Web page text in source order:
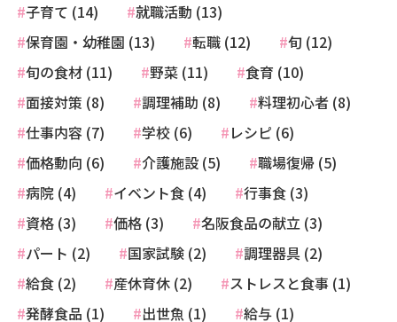
子育て (14)
就職活動 (13)
保育園・幼稚園 (13)
転職 (12)
旬 (12)
旬の食材 (11)
野菜 (11)
食育 (10)
面接対策 (8)
調理補助 (8)
料理初心者 (8)
仕事内容 (7)
学校 (6)
レシピ (6)
価格動向 (6)
介護施設 (5)
職場復帰 (5)
病院 (4)
イベント食 (4)
行事食 (3)
資格 (3)
価格 (3)
名阪食品の献立 (3)
パート (2)
国家試験 (2)
調理器具 (2)
給食 (2)
産休育休 (2)
ストレスと食事 (1)
発酵食品 (1)
出世魚 (1)
給与 (1)